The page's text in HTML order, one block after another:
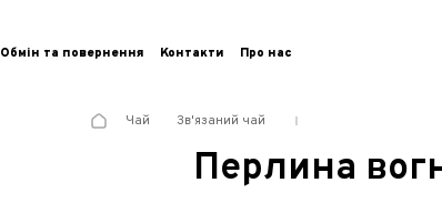
Обмін та повернення Контакти Про нас
Чай Зв'язаний чай
Перлина